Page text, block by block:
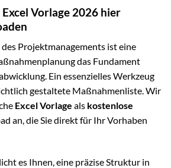
Vorlage 2026 hier
Projektmanagements ist eine
das Fundament
Ein essenzielles Werkzeug
gestaltete Maßnahmenliste. Wir
Excel Vorlage als kostenlose
an, die Sie direkt für Ihr Vorhaben
es Ihnen, eine präzise Struktur in